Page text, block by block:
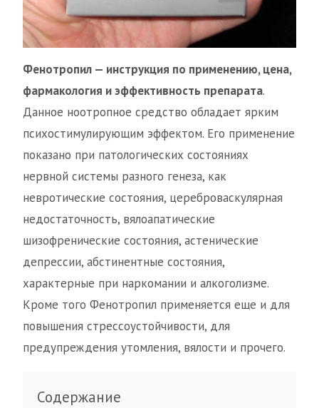
Фенотропил — инструкция по применению, цена,
фармакология и эффективность препарата.
Данное ноотропное средство обладает ярким
психостимулирующим эффектом. Его применение
показано при патологических состояниях
нервной системы разного генеза, как
невротические состояния, цереброваскулярная
недостаточность, вялоапатические
шизофренические состояния, астенические
депрессии, абстинентные состояния,
характерные при наркомании и алкоголизме.
Кроме того Фенотропил применяется еще и для
повышения стрессоустойчивости, для
предупреждения утомления, вялости и прочего.
Содержание